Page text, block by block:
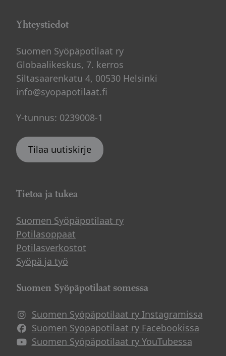
Yhteystiedot
Suomen Syöpäpotilaat ry
Globaalikeskus, 7. kerros
Siltasaarenkatu 4, 00530 Helsinki
info@syopapotilaat.fi
Y-tunnus: 0239008-1
Tilaa uutiskirje
Tietoa ja tukea
Suomen Syöpäpotilaat ry
Potilasoppaat
Potilasverkostot
Syöpä ja työ
Suomen Syöpäpotilaat somessa
Suomen Syöpäpotilaat ry Instagramissa
Suomen Syöpäpotilaat ry Facebookissa
Suomen Syöpäpotilaat ry YouTubessa